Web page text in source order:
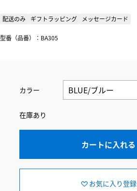
配送のみ ギフトラッピング メッセージカード
型番（品番）：BA305
カラー
在庫あり
カートに入れる
お気に入り登録